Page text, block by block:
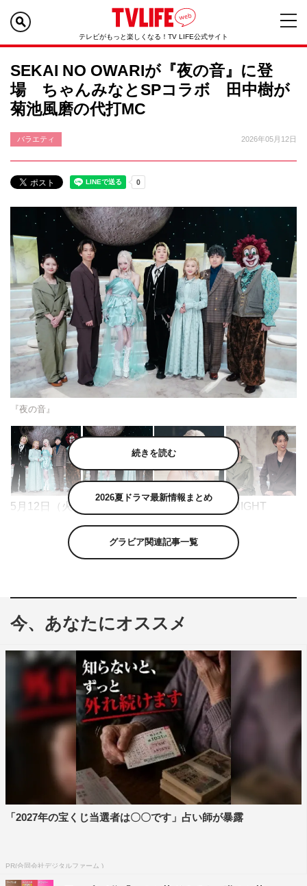
テレビがもっと楽しくなる！TV LIFE公式サイト
SEKAI NO OWARIが『夜の音』に登
場 ちゃんみなとSPコラボ 田中樹が
菊池風磨の代打MC
バラエティ 2026年05月12日
『夜の音』
5月12日（火）放送の『夜の音－TOKYO MIDNIGHT
MUSIC－』（日本テレビ系 深夜0時24分～0時54分）
は、SEKAI NO OWARIをゲストに迎える。
トを迎え、楽曲に込めた思いや背景を丁寧にひもときなが
ら、その物語を凝縮したスタジオライブを届ける。今回
は、お休み中の菊池風磨に代わり、
田中樹（SixTONES）がMCを務める。
ゲストアーティストは、世代を超えて愛される名曲の数々
もさることながら、ライブ会場全体をノスタルジックな遊
園地にしてしまうなど、圧倒的なステージ演出で他のアー
ティストからも一目置かれるSEKAI NO OWARI。そんな
彼らが近年さらなる進化を遂げている裏にあるもの…それ
は“新たな才能との化学反応”。
2020年リリースの「umbrella」のMVでは、映像ディレク
数々の作品を生み出し、2022年に社会現象を巻き起こし
続きを読む
2026夏ドラマ最新情報まとめ
グラビア関連記事一覧
今、あなたにオススメ
「2027年の宝くじ当選者は〇〇です」占い師が暴露
PR(合同会社デジタルファーム )